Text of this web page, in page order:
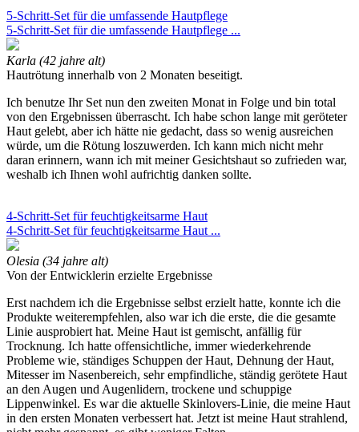
5-Schritt-Set für die umfassende Hautpflege
5-Schritt-Set für die umfassende Hautpflege ...
Karla (42 jahre alt)
Hautrötung innerhalb von 2 Monaten beseitigt.
Ich benutze Ihr Set nun den zweiten Monat in Folge und bin total
von den Ergebnissen überrascht. Ich habe schon lange mit geröteter
Haut gelebt, aber ich hätte nie gedacht, dass so wenig ausreichen
würde, um die Rötung loszuwerden. Ich kann mich nicht mehr
daran erinnern, wann ich mit meiner Gesichtshaut so zufrieden war,
weshalb ich Ihnen wohl aufrichtig danken sollte.
4-Schritt-Set für feuchtigkeitsarme Haut
4-Schritt-Set für feuchtigkeitsarme Haut ...
Olesia (34 jahre alt)
Von der Entwicklerin erzielte Ergebnisse
Erst nachdem ich die Ergebnisse selbst erzielt hatte, konnte ich die
Produkte weiterempfehlen, also war ich die erste, die die gesamte
Linie ausprobiert hat. Meine Haut ist gemischt, anfällig für
Trocknung. Ich hatte offensichtliche, immer wiederkehrende
Probleme wie, ständiges Schuppen der Haut, Dehnung der Haut,
Mitesser im Nasenbereich, sehr empfindliche, ständig gerötete Haut
an den Augen und Augenlidern, trockene und schuppige
Lippenwinkel. Es war die aktuelle Skinlovers-Linie, die meine Haut
in den ersten Monaten verbessert hat. Jetzt ist meine Haut strahlend,